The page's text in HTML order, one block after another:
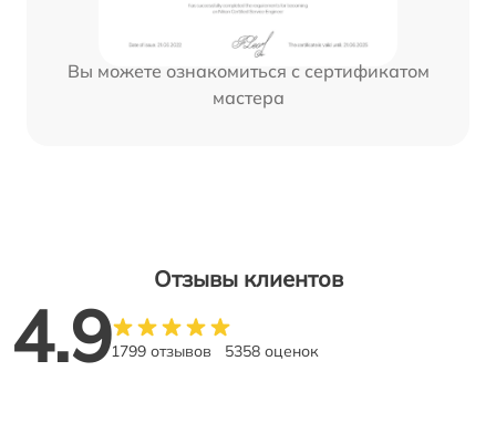
Вы можете ознакомиться с сертификатом
мастера
Отзывы клиентов
4.91799 отзывов 5358 оценок